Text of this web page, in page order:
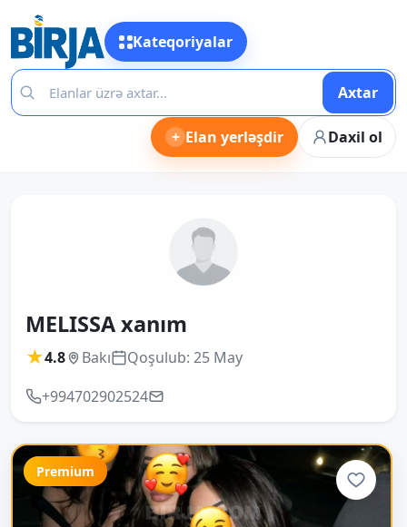
Kateqoriyalar
Axtar
+ Elan yerləşdir Daxil ol
MELISSA xanım
★4.8 Bakı
Qoşulub: 25 May
+994702902524
Premium